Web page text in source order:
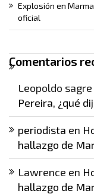
Explosión en
oficial
Comentarios
Leopoldo sagre
Pereira, ¿qué
periodista en
hallazgo de
Lawrence en
hallazgo de